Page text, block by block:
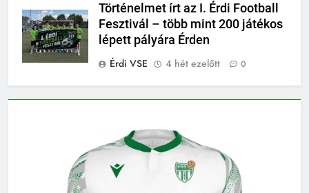
Történelmet írt az I. Érdi Football
Fesztivál – több mint 200 játékos
lépett pályára Érden
Érdi VSE
4 hét ezelőtt 0